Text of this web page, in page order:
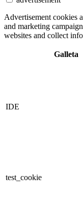
Advertisement cookies
and marketing
websites and collect
Galleta
IDE
test_cookie